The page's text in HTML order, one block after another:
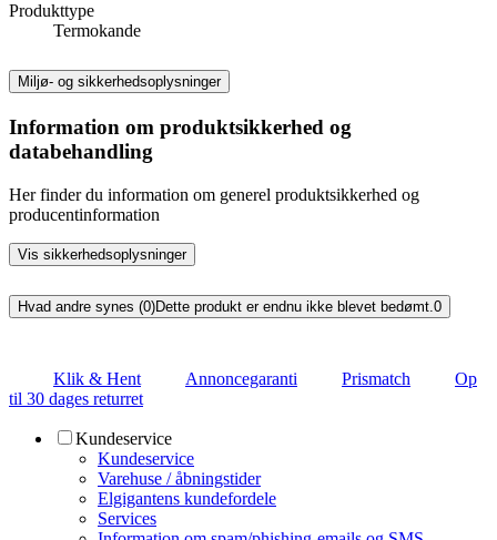
Produkttype
Termokande
Miljø- og sikkerhedsoplysninger
Information om produktsikkerhed og
databehandling
Her finder du information om generel produktsikkerhed og
producentinformation
Vis sikkerhedsoplysninger
Hvad andre synes (0)Dette produkt er endnu ikke blevet bedømt. 0
Klik & Hent Annoncegaranti Prismatch
Op
til 30 dages returret
Kundeservice
Kundeservice
Varehuse / åbningstider
Elgigantens kundefordele
Services